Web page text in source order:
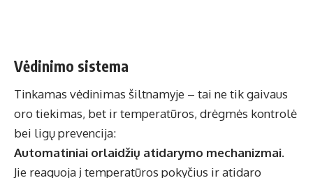
Vėdinimo sistema
Tinkamas vėdinimas šiltnamyje – tai ne tik gaivaus
oro tiekimas, bet ir temperatūros, drėgmės kontrolė
bei ligų prevencija:
Automatiniai orlaidžių atidarymo mechanizmai.
Jie reaguoja į temperatūros pokyčius ir atidaro